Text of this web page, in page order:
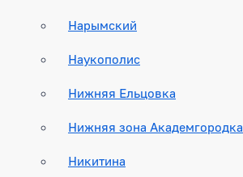
Нарымский
Наукополис
Нижняя Ельцовка
Нижняя зона Академгородка
Никитина